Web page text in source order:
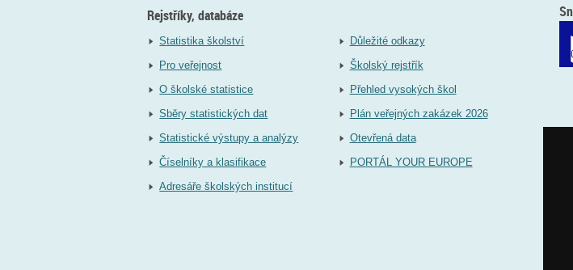
Rejstříky, databáze
Statistika školství
Pro veřejnost
O školské statistice
Sběry statistických dat
Statistické výstupy a analýzy
Číselníky a klasifikace
Adresáře školských institucí
Důležité odkazy
Školský rejstřík
Přehled vysokých škol
Plán veřejných zakázek 2026
Otevřená data
PORTÁL YOUR EUROPE